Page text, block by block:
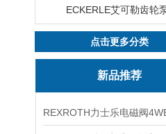
ECKERLE艾可勒齿轮
点击更多分类
新品推荐